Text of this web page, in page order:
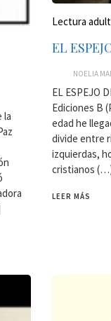
la
Lectura
EL
NOELIA
EL ESPEJO
Ediciones B
edad he
divide entre
izquierdas,
cristianos
LEER MÁS